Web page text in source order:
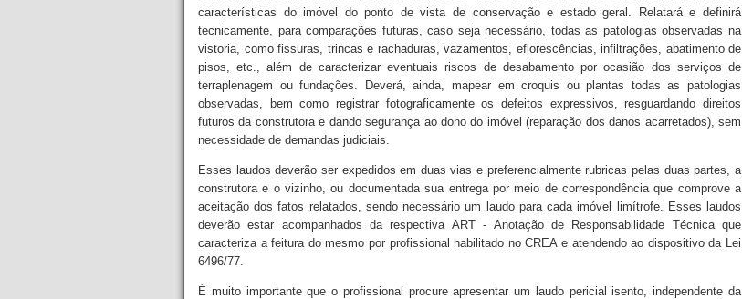
características do imóvel do ponto de vista de conservação e estado geral. Relatará e definirá
tecnicamente, para comparações futuras, caso seja necessário, todas as patologias observadas na
vistoria, como fissuras, trincas e rachaduras, vazamentos, eflorescências, infiltrações, abatimento de
pisos, etc., além de caracterizar eventuais riscos de desabamento por ocasião dos serviços de
terraplenagem ou fundações. Deverá, ainda, mapear em croquis ou plantas todas as patologias
observadas, bem como registrar fotograficamente os defeitos expressivos, resguardando direitos
futuros da construtora e dando segurança ao dono do imóvel (reparação dos danos acarretados), sem
necessidade de demandas judiciais.
Esses laudos deverão ser expedidos em duas vias e preferencialmente rubricas pelas duas partes, a
construtora e o vizinho, ou documentada sua entrega por meio de correspondência que comprove a
aceitação dos fatos relatados, sendo necessário um laudo para cada imóvel limítrofe. Esses laudos
deverão estar acompanhados da respectiva ART - Anotação de Responsabilidade Técnica que
caracteriza a feitura do mesmo por profissional habilitado no CREA e atendendo ao dispositivo da Lei
6496/77.
É muito importante que o profissional procure apresentar um laudo pericial isento, independente da